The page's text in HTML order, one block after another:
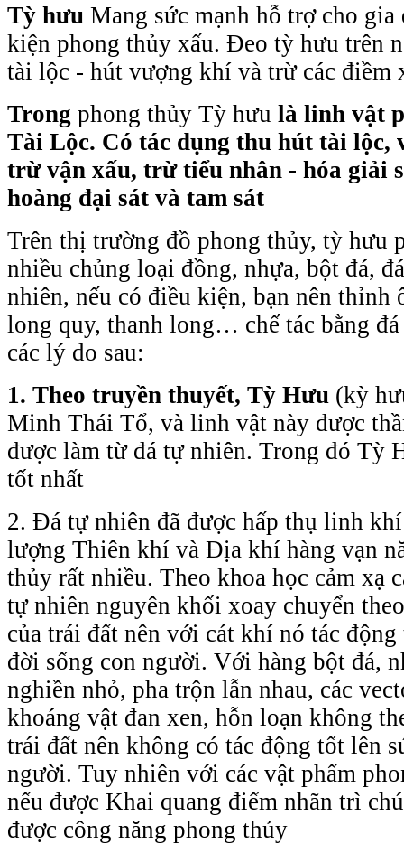
Tỳ hưu Mang sức mạnh hỗ trợ cho
kiện phong thủy xấu. Đeo tỳ hưu trên
tài lộc - hút vượng khí và trừ các điềm
Trong phong thủy Tỳ hưu là linh vật
Tài Lộc. Có tác dụng thu hút tài lộc,
trừ vận xấu, trừ tiểu nhân - hóa giải
hoàng đại sát và tam sát
Trên thị trường đồ phong thủy, tỳ hưu
nhiều chủng loại đồng, nhựa, bột đá,
nhiên, nếu có điều kiện, bạn nên thỉnh
long quy, thanh long… chế tác bằng
các lý do sau:
1. Theo truyền thuyết, Tỳ Hưu (kỳ
Minh Thái Tổ, và linh vật này được
được làm từ đá tự nhiên. Trong đó Tỳ
tốt nhất
2. Đá tự nhiên đã được hấp thụ linh
lượng Thiên khí và Địa khí hàng vạn
thủy rất nhiều. Theo khoa học cảm xạ
tự nhiên nguyên khối xoay chuyển
của trái đất nên với cát khí nó tác
đời sống con người. Với hàng bột đá,
nghiền nhỏ, pha trộn lẫn nhau, các
khoáng vật đan xen, hỗn loạn không
trái đất nên không có tác động tốt lên
người. Tuy nhiên với các vật phẩm
nếu được Khai quang điểm nhãn trì
được công năng phong thủy